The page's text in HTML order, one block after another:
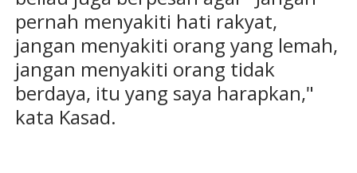
pernah menyakiti hati rakyat,
jangan menyakiti orang yang lemah,
jangan menyakiti orang tidak
berdaya, itu yang saya harapkan,"
kata Kasad.